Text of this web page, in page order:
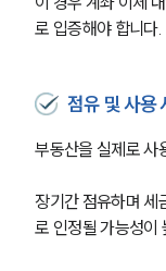
로 입증해야 합니다.
점유 및 사용
부동산을 실제로 사
장기간 점유하며 세
로 인정될 가능성이